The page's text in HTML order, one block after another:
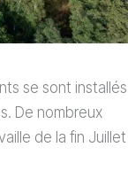
se sont installés
De nombreux
de la fin Juillet